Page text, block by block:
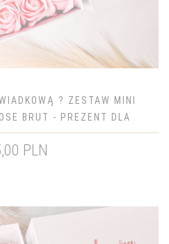
? ZESTAW MINI
BRUT - PREZENT DLA
PLN